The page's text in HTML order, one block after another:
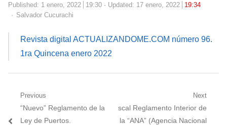
Published: 1 enero, 2022 19:30 Updated: 17 enero, 2022
19:34
Author
Salvador Cucurachi
Revista digital ACTUALIZANDOME.COM número 96.
1ra Quincena enero 2022
Navegación
de
Previous
Previous
post:
“Nuevo” Reglamento de la
Ley de Puertos.
Next
Next
post:
scal Reglamento Interior de
la “ANA” (Agencia Nacional